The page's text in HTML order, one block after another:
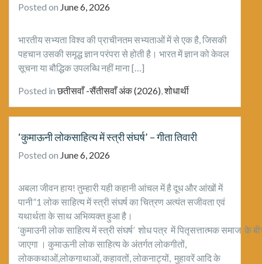
Posted on June 6, 2026
भारतीय सभ्यता विश्व की प्राचीनतम सभ्यताओं में से एक है, जिसकी
पहचान उसकी समृद्ध ज्ञान परंपरा से होती है। भारत में ज्ञान को केवल
सूचना या बौद्धिक उपलब्धि नहीं माना […]
Posted inछतीसवाँ -सैंतीसवाँ अंक (2026) ,शोधार्थी
‘कुमाऊनी लोकसाहित्य में स्त्री संघर्ष’ – गीता तिवारी
Posted on June 6, 2026
अबला जीवन हाय! तुम्हारी यही कहानी आंचल में है दूध और आंखों में
पानी”1 लोक साहित्य में स्त्री संघर्ष का चित्रण अत्यंत सजीवता एवं
यथार्थता के साथ अभिव्यक्त हुआ है।
‘कुमाउनी लोक साहित्य में स्त्री संघर्ष’ शोध पत्र में पितृसत्तात्मक समाज के
जाएगा । कुमाऊनी लोक साहित्य के अंतर्गत लोकगीतों,
लोककथाओं,लोकगाथाओं, कहावतों, लोकनाट्यों, मुहावरें आदि के